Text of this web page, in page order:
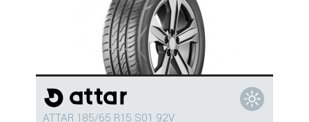
ATTAR 185/65 R15 S01 92V